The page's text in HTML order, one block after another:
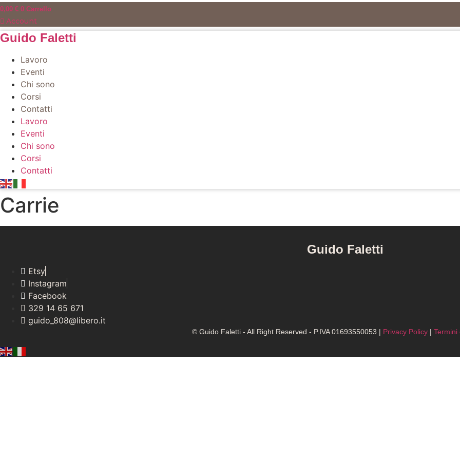
Vai
al
contenuto
0,00 € 0 Carrello
Account
Guido Faletti
Lavoro
Eventi
Chi sono
Corsi
Contatti
Lavoro
Eventi
Chi sono
Corsi
Contatti
Carrie
Guido Faletti
Etsy
Instagram
Facebook
329 14 65 671
guido_808@libero.it
© Guido Faletti - All Right Reserved - P.IVA 01693550053 | Privacy Policy | Termini